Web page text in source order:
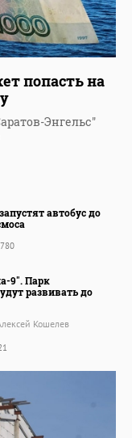
попасть на
Энгельс"
автобус до
9". Парк
развивать до
Кошелев